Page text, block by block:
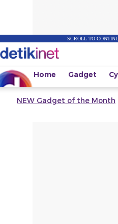
SCROLL TO
Home Gadget
NEW Gadget of the Month